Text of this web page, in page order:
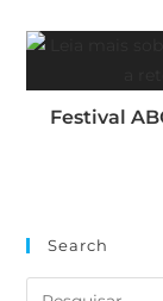
Festival
Search